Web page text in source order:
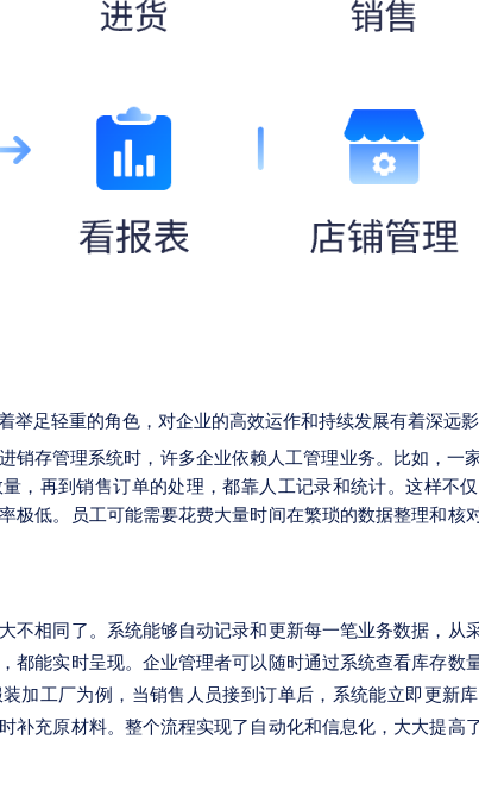
举足轻重的角色，对企业的高效运作和持续发展有着深远
销存管理系统时，许多企业依赖人工管理业务。比如，一
，再到销售订单的处理，都靠人工记录和统计。这样不
极低。员工可能需要花费大量时间在繁琐的数据整理和核
不相同了。系统能够自动记录和更新每一笔业务数据，从
都能实时呈现。企业管理者可以随时通过系统查看库存数
加工厂为例，当销售人员接到订单后，系统能立即更新
补充原材料。整个流程实现了自动化和信息化，大大提高